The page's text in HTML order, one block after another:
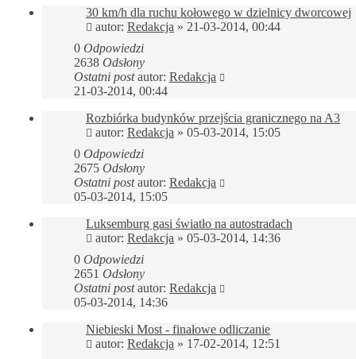
30 km/h dla ruchu kołowego w dzielnicy dworcowej
autor: Redakcja » 21-03-2014, 00:44
0 Odpowiedzi
2638 Odsłony
Ostatni postautor: Redakcja
21-03-2014, 00:44
Rozbiórka budynków przejścia granicznego na A3
autor: Redakcja » 05-03-2014, 15:05
0 Odpowiedzi
2675 Odsłony
Ostatni postautor: Redakcja
05-03-2014, 15:05
Luksemburg gasi światło na autostradach
autor: Redakcja » 05-03-2014, 14:36
0 Odpowiedzi
2651 Odsłony
Ostatni postautor: Redakcja
05-03-2014, 14:36
Niebieski Most - finałowe odliczanie
autor: Redakcja » 17-02-2014, 12:51